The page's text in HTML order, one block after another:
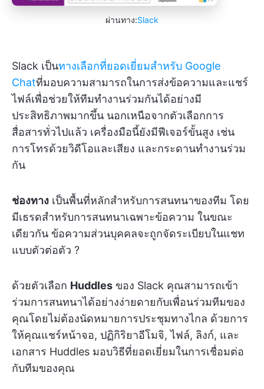
ผ่านทาง:Slack
Slack เป็นทางเลือกที่ยอดเยี่ยมสำหรับ Google
Chatที่มอบความสามารถในการส่งข้อความและแชร์
ไฟล์เพื่อช่วยให้ทีมทำงานร่วมกันได้อย่างมี
ประสิทธิภาพมากขึ้น นอกเหนือจากตัวเลือกการ
สื่อสารทั่วไปแล้ว เครื่องมือนี้ยังมีฟีเจอร์ขั้นสูง เช่น
การโทรด้วยวิดีโอและเสียง และกระดานทำงานร่วม
กัน
ช่องทาง เป็นพื้นที่หลักสำหรับการสนทนาของทีม โดย
มีเธรดสำหรับการสนทนาเฉพาะข้อความ ในขณะ
เดียวกัน ข้อความส่วนบุคคลจะถูกจัดระเบียบในแชท
แบบตัวต่อตัว ?
ด้วยตัวเลือก Huddles ของ Slack คุณสามารถเข้า
ร่วมการสนทนาได้อย่างง่ายดายกับเพื่อนร่วมทีมของ
คุณโดยไม่ต้องนัดหมายการประชุมทางไกล ด้วยการ
ให้คุณแชร์หน้าจอ, ปฏิกิริยาอีโมจิ, ไฟล์, ลิงก์, และ
เอกสาร Huddles มอบวิธีที่ยอดเยี่ยมในการเชื่อมต่อ
กับทีมของคุณ